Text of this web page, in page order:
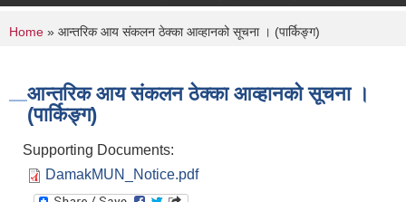
You are here
Home » आन्तरिक आय संकलन ठेक्का आव्हानको सूचना । (पार्किङ्ग)
आन्तरिक आय संकलन ठेक्का आव्हानको सूचना ।
(पार्किङ्ग)
Supporting Documents:
DamakMUN_Notice.pdf